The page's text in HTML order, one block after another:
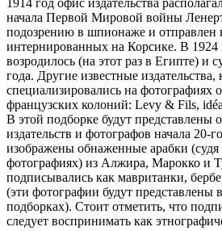
1914 год офис издательства
начала Первой Мировой войны
подозрению в шпионаже и отправлен
интернированных на Корсике. В 1924
возродилось (на этот раз в Египте) и
года. Другие известные издательства,
специализировались на
французских колоний: Levy & Fils,
В этой подборке будут представлены
издательств и фотографов начала 20-
изображены обнаженные арабки
фотографиях) из Алжира, Марокко и
подписывались как мавританки,
(эти фотографии будут представлены
подборках). Стоит отметить, что
следует воспринимать как